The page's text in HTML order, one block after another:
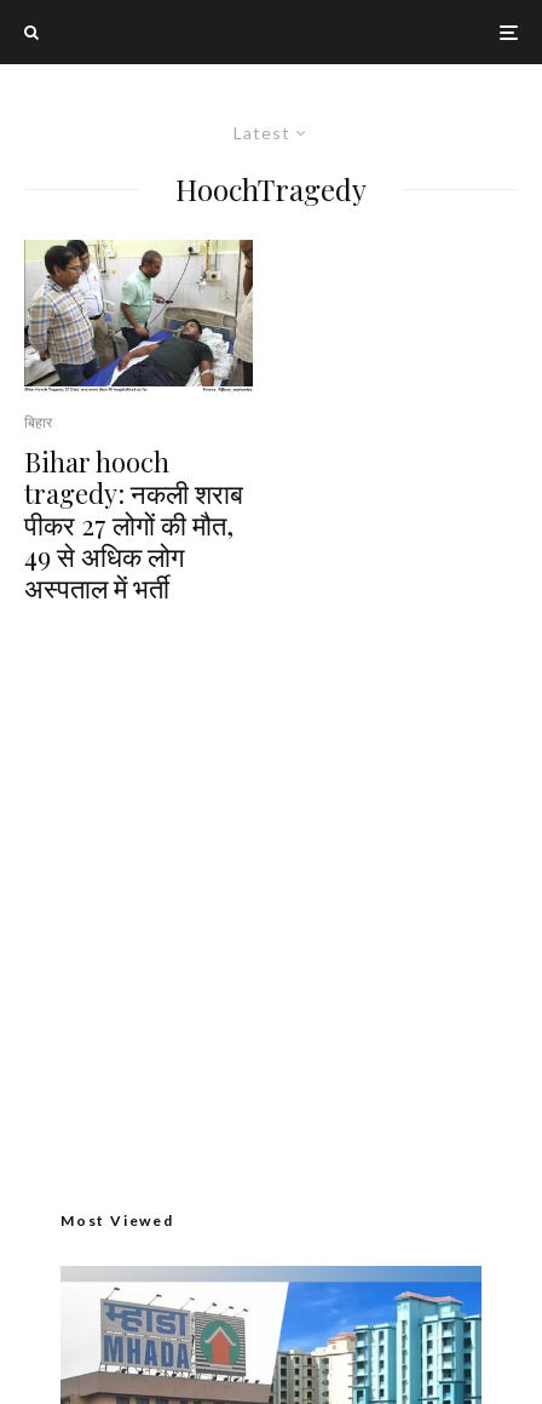
Latest
HoochTragedy
बिहार
Bihar hooch
tragedy: नकली शराब
पीकर 27 लोगों की मौत,
49 से अधिक लोग
अस्पताल में भर्ती
Most Viewed